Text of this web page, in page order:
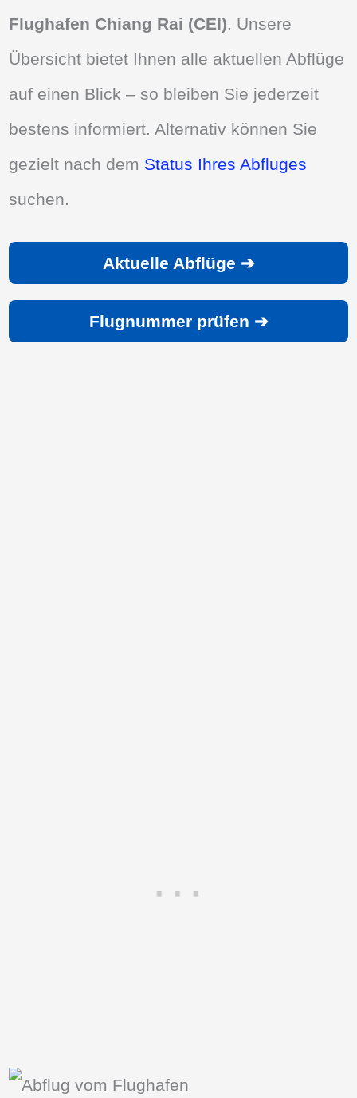
Flughafen Chiang Rai (CEI) . Unsere
Übersicht bietet Ihnen alle aktuellen Abflüge
auf einen Blick – so bleiben Sie jederzeit
bestens informiert. Alternativ können Sie
gezielt nach dem Status Ihres Abfluges
suchen.
Aktuelle Abflüge ➔
Flugnummer prüfen ➔